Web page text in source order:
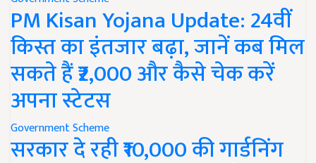
PM Kisan Yojana Update: 24वीं
किस्त का इंतजार बढ़ा, जानें कब मिल
सकते हैं ₹2,000 और कैसे चेक करें
अपना स्टेटस
Government Scheme
सरकार दे रही ₹10,000 की गार्डनिंग